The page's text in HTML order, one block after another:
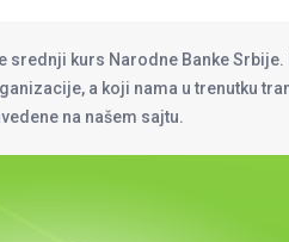
srednji kurs Narodne Banke
a koji nama u trenutku
na našem sajtu.